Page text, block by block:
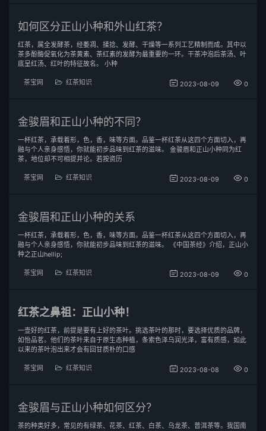
如何区分正山小种和外山红茶？
红茶，属全发酵茶，经萎凋、揉捻、发酵、干燥等一系列工艺精制而成。其中以
茶多酚酶促氧化为茶黄素、茶红素的发酵为最重要的一环。干茶冲泡后茶汤、叶
底呈红汤、红叶的特征故名。 小种
茶宝网 红茶知识 2023-08-09 0
金骏眉和正山小种的不同？
一杯红茶，承载着形，色，香，味等方面。品鉴一杯红茶从这四个方面切入，再
融与个人亲身感悟，你就能初步品味到红茶的滋味。 金骏眉和正山小种同为红
茶，地位却不可相提并论。若按资历
茶宝网 红茶知识 2023-08-09 0
金骏眉和正山小种的关系
一杯红茶，承载着形，色，香，味等方面。品鉴一杯红茶从这四个方面切入，再
融与个人亲身感悟，你就能初步品味到红茶的滋味。 《中国茶经》介绍，正山小
种之正山hellip;
茶宝网 红茶知识 2023-08-09 0
红茶之鼻祖：正山小种！
一壶好的红茶，前提是要有上好的茶叶。挑选茶叶的那时，要选择优质的品牌，
如怡品茗。他们的茶叶来自于原生态种植，条索色泽乌润光泽，富有质感，如此
以来的茶叶泡出来才会有回甘质朴的口感
茶宝网 红茶知识 2023-08-08 0
金骏眉与正山小种如何区分？
茶的种类好多，常见的有绿茶、花茶、红茶、白茶、乌龙茶、普洱茶等。我国南